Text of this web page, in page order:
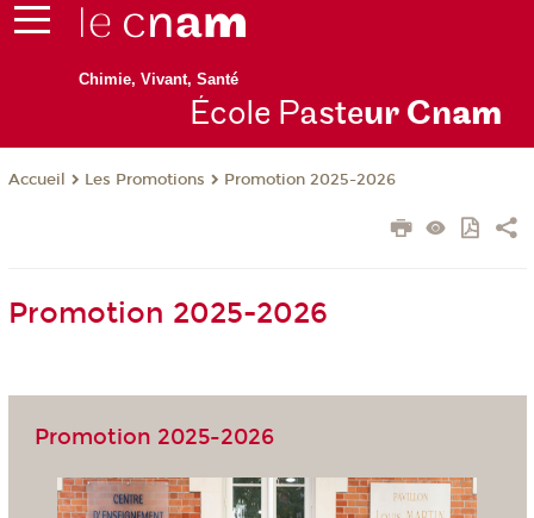
Chimie, Vivant, Santé
École Pasteur Cnam
Accueil Les Promotions Promotion 2025-2026
Promotion 2025-2026
Promotion 2025-2026